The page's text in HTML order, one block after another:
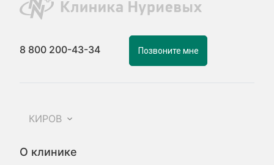
8 800 200-43-34 Позвоните мне
КИРОВ
О клинике